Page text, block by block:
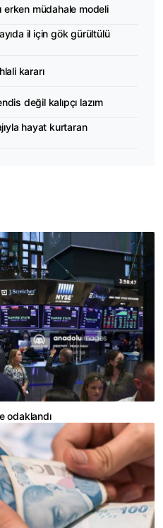
erken müdahale modeli
il için gök gürültülü
kararı
değil kalıpçı lazım
hayat kurtaran
odaklandı